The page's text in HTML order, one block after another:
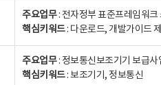
주요업무: 전자정부 표준프레임워크
핵심키워드: 다운로드, 개발가이드
주요업무: 정보통신보조기기 보급사
핵심키워드: 보조기기, 정보통신